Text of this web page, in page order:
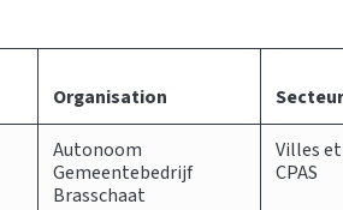
Organisation Secteur
Autonoom
Gemeentebedrijf
Brasschaat
Villes
CPAS